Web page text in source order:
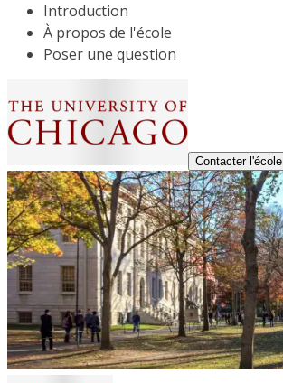
Introduction
À propos de l'école
Poser une question
Contacter l'école